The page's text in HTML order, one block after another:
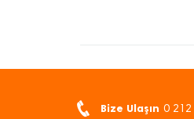
Bize Ulaşın 0 212